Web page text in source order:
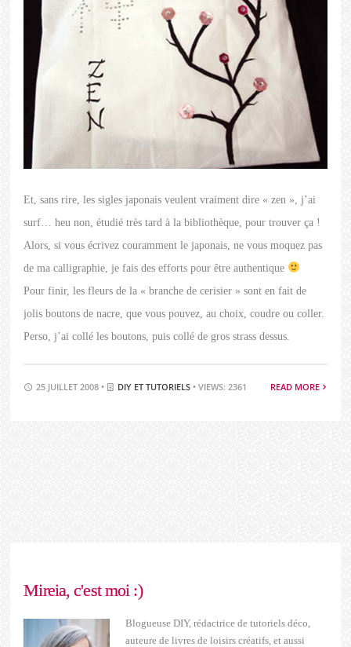
Et, sans rire, les sigles japonais veulent vraiment dire « zen », j’ai
surf… heu non, étudié très tard à la bibliothèque, pour trouver ça !
Alors, si vous écrivez couramment le japonais, ne vous moquez pas
de ma calligraphie, je fais des efforts pour être authentique
Pour finir, les fleurs de la « branche de cerisier » sont en fait de
jolis boutons de nacre, que vous pouvez, au choix, coudre ou coller.
Perso, j’ai collé les boutons, puis collé de gros strass dessus.
25 JUILLET 2008 • DIY ET TUTORIELS • VIEWS: 2361 READ MORE
Mireia, c'est moi :)
Blogueuse DIY, rédactrice de tutoriels déco,
auteure de livres de loisirs créatifs, et aussi